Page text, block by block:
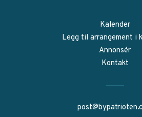
Kalender
Legg til arrangement i
Annonsér
Kontakt